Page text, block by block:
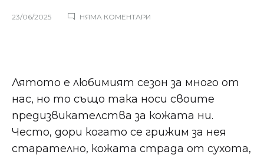
23/06/2025 НЯМА КОМЕНТАРИ
Лятото е любимият сезон за много от
нас, но то също така носи своите
предизвикателства за кожата ни.
Често, дори когато се грижим за нея
старателно, кожата страда от сухота,